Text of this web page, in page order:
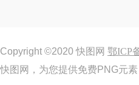
Copyright ©2020 快图网 鄂ICP
快图网，为您提供免费PNG元